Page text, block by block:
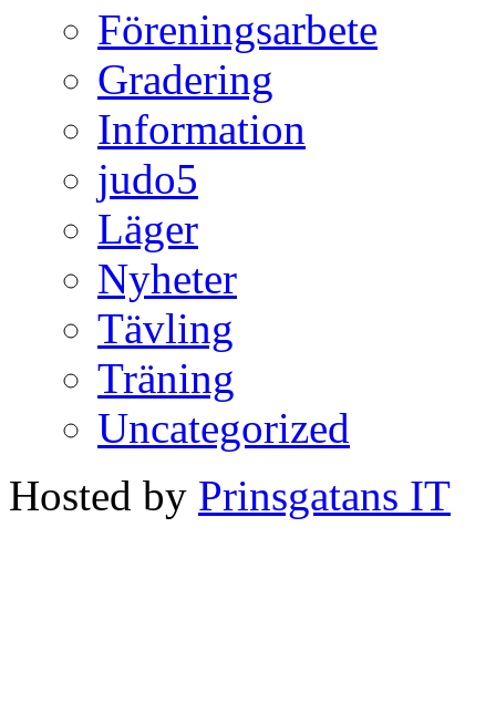
Föreningsarbete
Gradering
Information
judo5
Läger
Nyheter
Tävling
Träning
Uncategorized
Hosted by Prinsgatans IT